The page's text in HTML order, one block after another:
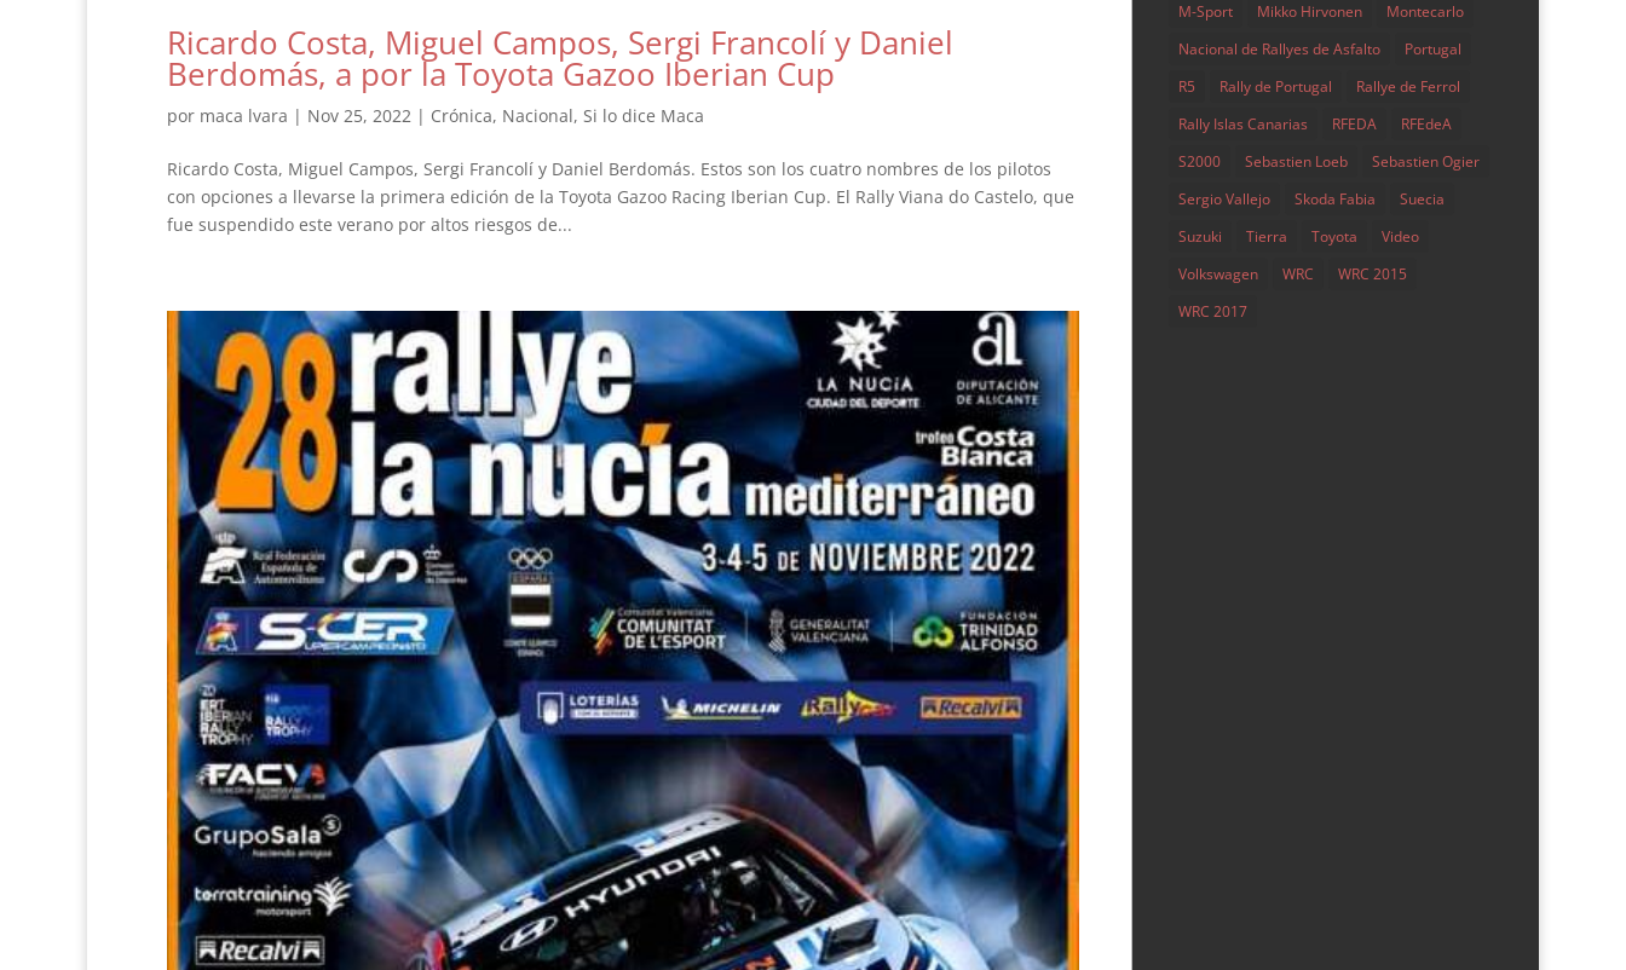
Ricardo Costa, Miguel Campos, Sergi Francolí y Daniel
Berdomás, a por la Toyota Gazoo Iberian Cup
por maca lvara | Nov 25, 2022 | Crónica, Nacional, Si lo dice Maca
Ricardo Costa, Miguel Campos, Sergi Francolí y Daniel Berdomás. Estos son los cuatro nombres de los pilotos
con opciones a llevarse la primera edición de la Toyota Gazoo Racing Iberian Cup. El Rally Viana do Castelo, que
fue suspendido este verano por altos riesgos de...
M-Sport
Mikko Hirvonen
Montecarlo
Nacional de Rallyes de Asfalto
Portugal
R5
Rally de Portugal
Rallye de Ferrol
Rally Islas Canarias
RFEDA
RFEdeA
S2000
Sebastien Loeb
Sebastien Ogier
Sergio Vallejo
Skoda Fabia
Suecia
Suzuki
Tierra Toyota
Video
Volkswagen
WRC
WRC 2015
WRC 2017